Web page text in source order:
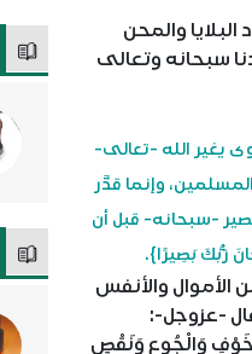
والمحن
سبحانه وتعالى
يغير الله -تعالى-
وإنما قدَّر
لِبَعْضٍ فِتْنَةً أَتَصْبِرُونَ وَكَانَ رَبُّكَ بَصِيرًا} (الفرقان:20)، وهو البصير -سبحانه- قبل أن
رَبُّكَ بَصِيرًا}.
والأنفس
-عزوجل-:
وَالْجُوعِ وَنَقْصٍ